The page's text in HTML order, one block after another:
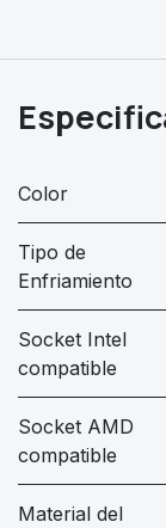
Color
Tipo de
Enfriamiento
Socket Intel
compatible
Socket AMD
compatible
Material del